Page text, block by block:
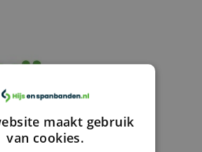
maakt gebruik
van cookies.